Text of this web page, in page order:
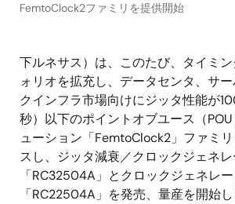
FemtoClock2ファミリを提供開始
下ルネサス）は、このたび、タイミ
ォリオを拡充し、データセンタ、サ
クインフラ市場向けにジッタ性能が
秒）以下のポイントオブユース（
ューション「FemtoClock2」ファミ
スし、ジッタ減衰／クロックジェネレ
「RC32504A」とクロックジェネレ
「RC22504A」を発売、量産を開始